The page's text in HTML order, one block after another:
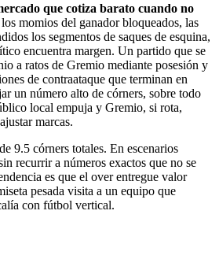
que cotiza barato cuando no
momios del ganador bloqueados, las
los segmentos de saques de esquina,
encuentra margen. Un partido que se
a ratos de Gremio mediante posesión y
de contraataque que terminan en
un número alto de córners, sobre todo
local empuja y Gremio, si rota,
marcas.
9.5 córners totales. En escenarios
recurrir a números exactos que no se
es que el over entregue valor
pesada visita a un equipo que
con fútbol vertical.